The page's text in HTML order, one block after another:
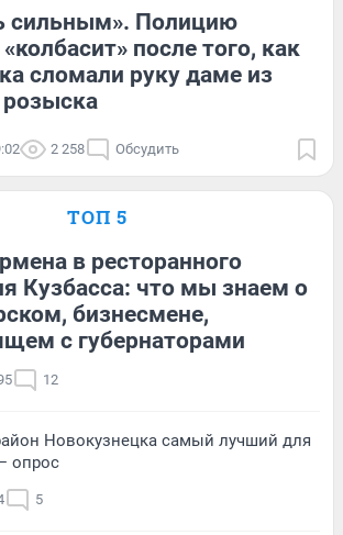
сильным». Полицию
после того, как
сломали руку даме из
розыска
2 258 Обсудить
ТОП 5
в ресторанного
Кузбасса: что мы знаем о
бизнесмене,
с губернаторами
12
Новокузнецка самый лучший для
опрос
5